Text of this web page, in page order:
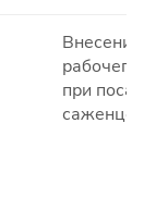
рабочего
при